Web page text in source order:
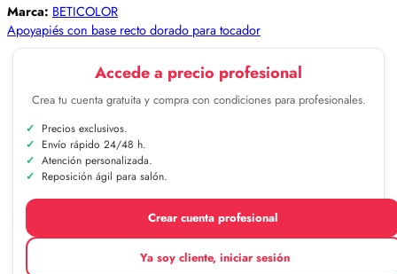
Marca: BETICOLOR
Apoyapiés con base recto dorado para tocador
Accede a precio profesional
Crea tu cuenta gratuita y compra con condiciones para profesionales.
Precios exclusivos.
Envío rápido 24/48 h.
Atención personalizada.
Reposición ágil para salón.
Crear cuenta profesional
Ya soy cliente, iniciar sesión